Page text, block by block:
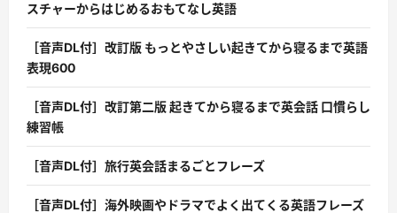
スチャーからはじめるおもてなし英語
［音声DL付］改訂版 もっとやさしい起きてから寝るまで英語
表現600
［音声DL付］改訂第二版 起きてから寝るまで英会話 口慣らし
練習帳
［音声DL付］旅行英会話まるごとフレーズ
［音声DL付］海外映画やドラマでよく出てくる英語フレーズ